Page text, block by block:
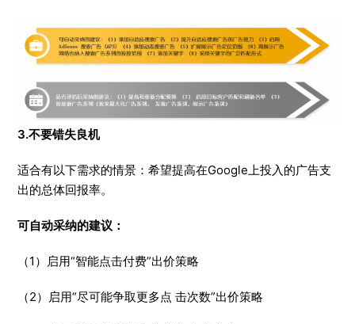
3.不要错失良机
适合有以下需求的情景：希望提高在Google上投入的广告支
出的总体回报率。
可自动采纳的建议：
（1）启用“智能点击付费”出价策略
（2）启用“尽可能争取更多点 击次数”出价策略